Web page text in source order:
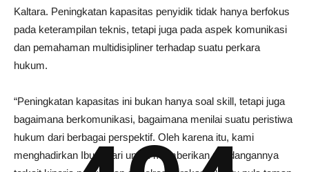
Kaltara. Peningkatan kapasitas penyidik tidak hanya berfokus
pada keterampilan teknis, tetapi juga pada aspek komunikasi
dan pemahaman multidisipliner terhadap suatu perkara
hukum.
“Peningkatan kapasitas ini bukan hanya soal skill, tetapi juga
bagaimana berkomunikasi, bagaimana menilai suatu peristiwa
hukum dari berbagai perspektif. Oleh karena itu, kami
menghadirkan Ibu Kajari untuk memberikan pandangannya